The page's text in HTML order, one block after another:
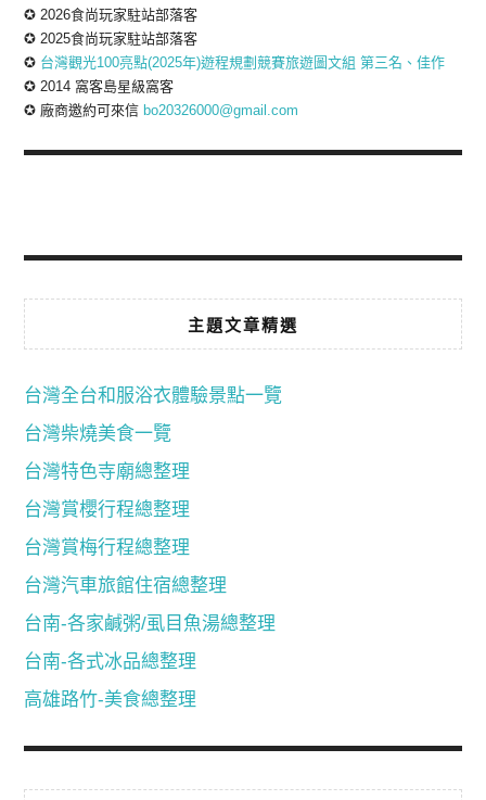
✪ 2026食尚玩家駐站部落客
✪ 2025食尚玩家駐站部落客
✪ 台灣觀光100亮點(2025年)遊程規劃競賽旅遊圖文組 第三名、佳作
✪ 2014 窩客島星級窩客
✪ 廠商邀約可來信 bo20326000@gmail.com
主題文章精選
台灣全台和服浴衣體驗景點一覽
台灣柴燒美食一覽
台灣特色寺廟總整理
台灣賞櫻行程總整理
台灣賞梅行程總整理
台灣汽車旅館住宿總整理
台南-各家鹹粥/虱目魚湯總整理
台南-各式冰品總整理
高雄路竹-美食總整理